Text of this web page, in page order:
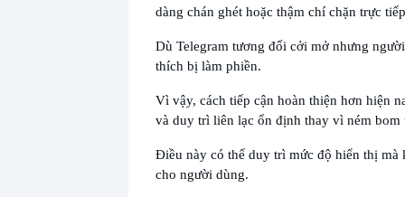
dàng chán ghét hoặc thậm chí chặn trực
Dù Telegram tương đối cởi mở nhưng
thích bị làm phiền.
Vì vậy, cách tiếp cận hoàn thiện hơn hiện
và duy trì liên lạc ổn định thay vì ném bom
Điều này có thể duy trì mức độ hiển thị mà
cho người dùng.